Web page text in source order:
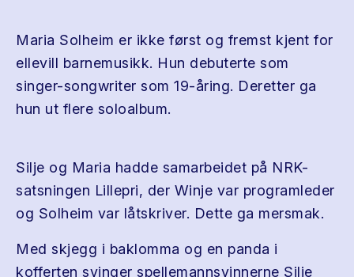
Maria Solheim er ikke først og fremst kjent for
ellevill barnemusikk. Hun debuterte som
singer-songwriter som 19-åring. Deretter ga
hun ut flere soloalbum.
Silje og Maria hadde samarbeidet på NRK-
satsningen Lillepri, der Winje var programleder
og Solheim var låtskriver. Dette ga mersmak.
Med skjegg i baklomma og en panda i
kofferten svinger spellemannsvinnerne Silje